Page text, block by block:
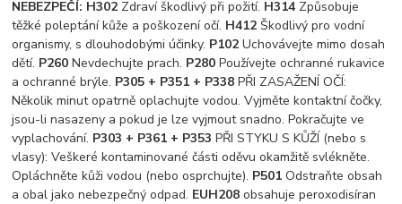
NEBEZPEČÍ: H302 Zdraví škodlivý při požití. H314 Způsobuje
těžké poleptání kůže a poškození očí. H412 Škodlivý pro vodní
organismy, s dlouhodobými účinky. P102 Uchovávejte mimo dosah
dětí. P260 Nevdechujte prach. P280 Používejte ochranné rukavice
a ochranné brýle. P305 + P351 + P338 PŘI ZASAŽENÍ OČÍ:
Několik minut opatrně oplachujte vodou. Vyjměte kontaktní čočky,
jsou-li nasazeny a pokud je lze vyjmout snadno. Pokračujte ve
vyplachování. P303 + P361 + P353 PŘI STYKU S KŮŽÍ (nebo s
vlasy): Veškeré kontaminované části oděvu okamžitě svlékněte.
Opláchněte kůži vodou (nebo osprchujte). P501 Odstraňte obsah
a obal jako nebezpečný odpad. EUH208 obsahuje peroxodisíran